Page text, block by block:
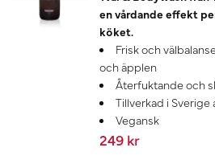
en vårdande effekt
köket.
Frisk och
och äpplen
Återfuktande och
Tillverkad i
Vegansk
249 kr